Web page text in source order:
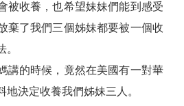
被收養，也希望妹妹們能到感受
棄了我們三個姊妹都要被一個收
講的時候，竟然在美國有一對華
決定收養我們姊妹三人。